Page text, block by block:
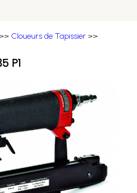
>> Cloueurs de Tapissier >>
P1